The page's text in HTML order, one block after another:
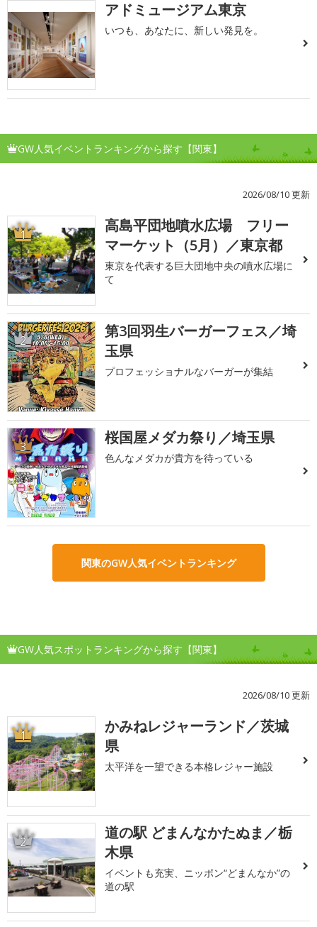
アドミュージアム東京
いつも、あなたに、新しい発見を。
GW人気イベントランキングから探す【関東】
2026/08/10 更新
1
高島平団地噴水広場 フリー
マーケット（5月）／東京都
東京を代表する巨大団地中央の噴水広場に
て
2
第3回羽生バーガーフェス／埼
玉県
プロフェッショナルなバーガーが集結
3 桜国屋メダカ祭り／埼玉県
色んなメダカが貴方を待っている
関東のGW人気イベントランキング
GW人気スポットランキングから探す【関東】
2026/08/10 更新
1
かみねレジャーランド／茨城
県
太平洋を一望できる本格レジャー施設
2
道の駅 どまんなかたぬま／栃
木県
イベントも充実、ニッポン“どまんなか”の
道の駅